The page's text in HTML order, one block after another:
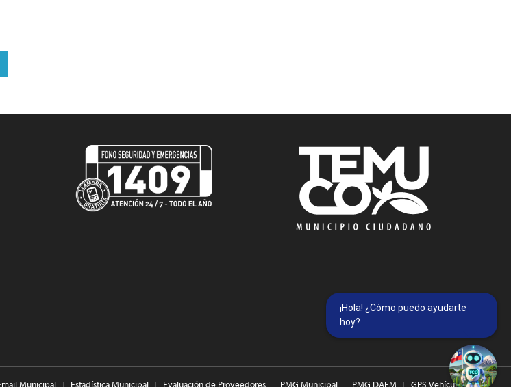
Municipal Estadística Municipal Evaluación de Proveedores PMG Municipal PMG DAEM GPS Vehículos
¡Hola! ¿Cómo puedo ayudarte
hoy?